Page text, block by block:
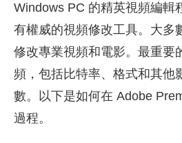
Windows PC 的精英視頻編輯
有權威的視頻修改工具。大多
修改專業視頻和電影。最重要
頻，包括比特率、格式和其他
數。以下是如何在 Adobe
過程。